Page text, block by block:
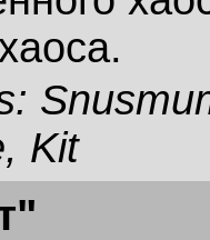
, Kit